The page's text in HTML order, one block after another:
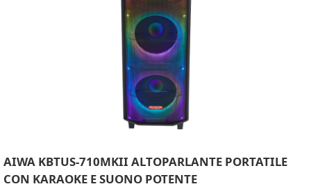
AIWA KBTUS-710MKII ALTOPARLANTE PORTATILE
CON KARAOKE E SUONO POTENTE